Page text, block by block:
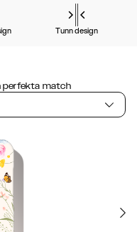
Tunn design
perfekta match